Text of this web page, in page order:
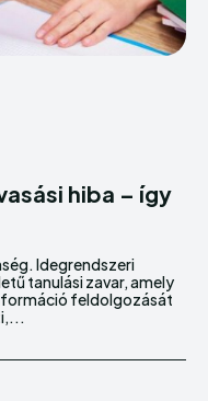
hiba – így